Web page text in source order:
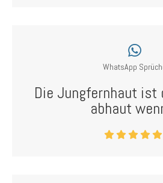
WhatsApp
Die Jungfernhaut ist
abhaut